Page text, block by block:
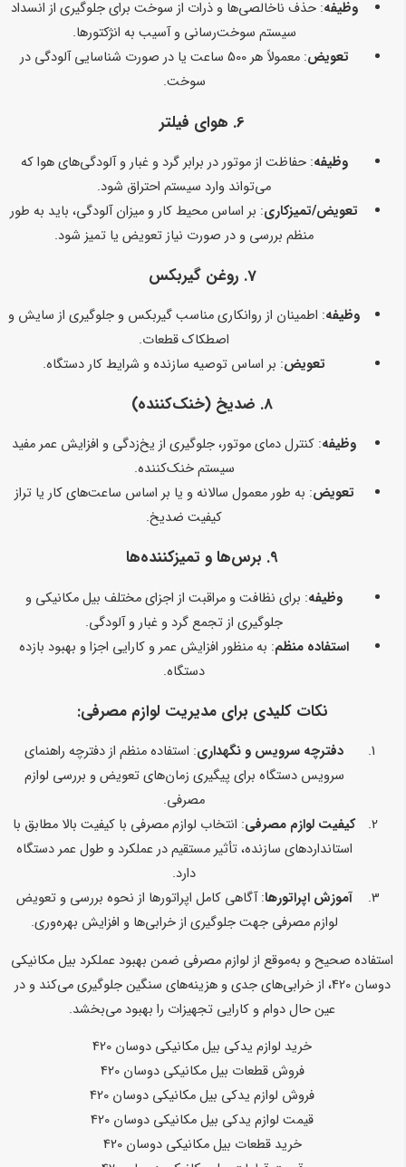
وظیفه: حذف ناخالصی‌ها و ذرات از سوخت برای جلوگیری از انسداد
سیستم سوخت‌رسانی و آسیب به انژکتورها.
تعویض
: معمولاً هر 500 ساعت یا در صورت شناسایی آلودگی در
سوخت.
6. هوای فیلتر
وظیفه: حفاظت از موتور در برابر گرد و غبار و آلودگی‌های هوا که
می‌تواند وارد سیستم احتراق شود.
تعویض/تمیزکاری: بر اساس محیط کار و میزان آلودگی، باید به طور
منظم بررسی و در صورت نیاز تعویض یا تمیز شود.
7. روغن گیربکس
وظیفه: اطمینان از روانکاری مناسب گیربکس و جلوگیری از سایش و
اصطکاک قطعات.
تعویض: بر اساس توصیه سازنده و شرایط کار دستگاه.
8. ضدیخ (خنک‌کننده)
وظیفه: کنترل دمای موتور، جلوگیری از یخ‌زدگی و افزایش عمر مفید
سیستم خنک‌کننده.
تعویض: به طور معمول سالانه و یا بر اساس ساعت‌های کار یا تراز
کیفیت ضدیخ.
9. برس‌ها و تمیزکننده‌ها
وظیفه: برای نظافت و مراقبت از اجزای مختلف بیل مکانیکی و
جلوگیری از تجمع گرد و غبار و آلودگی.
استفاده منظم: به منظور افزایش عمر و کارایی اجزا و بهبود بازده
دستگاه.
نکات کلیدی برای مدیریت لوازم مصرفی:
دفترچه سرویس و نگهداری: استفاده منظم از دفترچه راهنمای
سرویس دستگاه برای پیگیری زمان‌های تعویض و بررسی لوازم
مصرفی.
کیفیت لوازم مصرفی: انتخاب لوازم مصرفی با کیفیت بالا مطابق با
استانداردهای سازنده، تأثیر مستقیم در عملکرد و طول عمر دستگاه
دارد.
آموزش اپراتورها: آگاهی کامل اپراتورها از نحوه بررسی و تعویض
لوازم مصرفی جهت جلوگیری از خرابی‌ها و افزایش بهره‌وری.
استفاده صحیح و به‌موقع از لوازم مصرفی ضمن بهبود عملکرد بیل مکانیکی
دوسان 420، از خرابی‌های جدی و هزینه‌های سنگین جلوگیری می‌کند و در
عین حال دوام و کارایی تجهیزات را بهبود می‌بخشد.
خرید لوازم یدکی بیل مکانیکی دوسان 420
فروش قطعات بیل مکانیکی دوسان 420
فروش لوازم یدکی بیل مکانیکی دوسان 420
قیمت لوازم یدکی بیل مکانیکی دوسان 420
خرید قطعات بیل مکانیکی دوسان 420